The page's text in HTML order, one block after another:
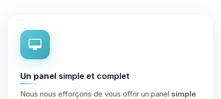
Un panel simple et complet
Nous nous efforçons de vous offrir un panel simple